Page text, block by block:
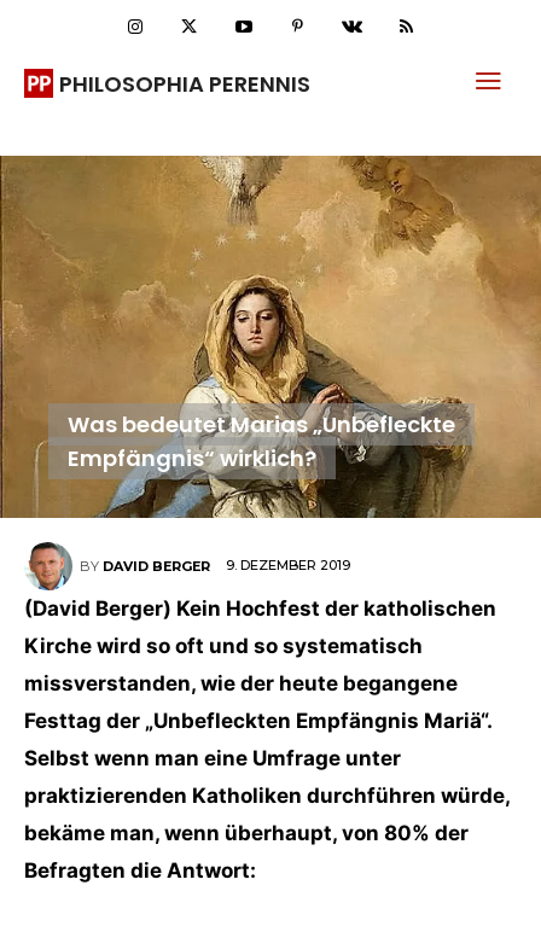
PHILOSOPHIA PERENNIS
Was bedeutet Marias „Unbefleckte
Empfängnis“ wirklich?
BY DAVID BERGER 9. DEZEMBER 2019
(David Berger) Kein Hochfest der katholischen
Kirche wird so oft und so systematisch
missverstanden, wie der heute begangene
Festtag der „Unbefleckten Empfängnis Mariä“.
Selbst wenn man eine Umfrage unter
praktizierenden Katholiken durchführen würde,
bekäme man, wenn überhaupt, von 80% der
Befragten die Antwort: